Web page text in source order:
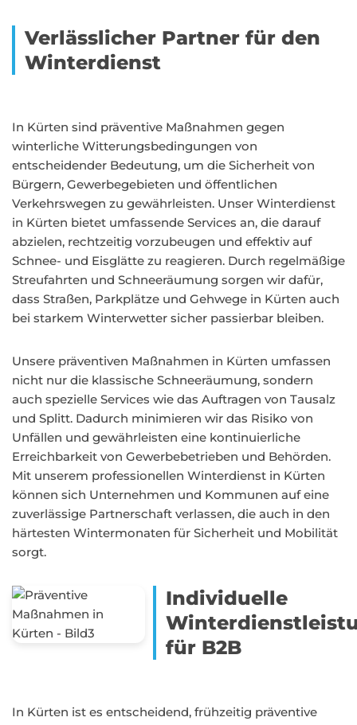
Verlässlicher Partner für den
Winterdienst
In Kürten sind präventive Maßnahmen gegen
winterliche Witterungsbedingungen von
entscheidender Bedeutung, um die Sicherheit von
Bürgern, Gewerbegebieten und öffentlichen
Verkehrswegen zu gewährleisten. Unser Winterdienst
in Kürten bietet umfassende Services an, die darauf
abzielen, rechtzeitig vorzubeugen und effektiv auf
Schnee- und Eisglätte zu reagieren. Durch regelmäßige
Streufahrten und Schneeräumung sorgen wir dafür,
dass Straßen, Parkplätze und Gehwege in Kürten auch
bei starkem Winterwetter sicher passierbar bleiben.
Unsere präventiven Maßnahmen in Kürten umfassen
nicht nur die klassische Schneeräumung, sondern
auch spezielle Services wie das Auftragen von Tausalz
und Splitt. Dadurch minimieren wir das Risiko von
Unfällen und gewährleisten eine kontinuierliche
Erreichbarkeit von Gewerbebetrieben und Behörden.
Mit unserem professionellen Winterdienst in Kürten
können sich Unternehmen und Kommunen auf eine
zuverlässige Partnerschaft verlassen, die auch in den
härtesten Wintermonaten für Sicherheit und Mobilität
sorgt.
Individuelle
für B2B
In Kürten ist es entscheidend, frühzeitig präventive